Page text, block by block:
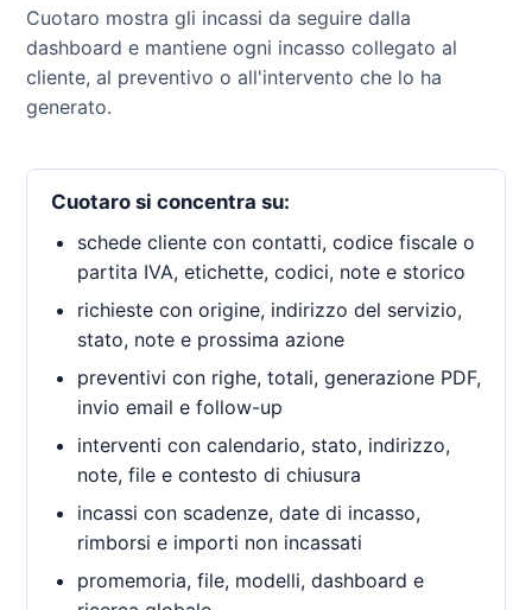
Cuotaro mostra gli incassi da seguire dalla
dashboard e mantiene ogni incasso collegato al
cliente, al preventivo o all'intervento che lo ha
generato.
Cuotaro si concentra su:
schede cliente con contatti, codice fiscale o
partita IVA, etichette, codici, note e storico
richieste con origine, indirizzo del servizio,
stato, note e prossima azione
preventivi con righe, totali, generazione PDF,
invio email e follow-up
interventi con calendario, stato, indirizzo,
note, file e contesto di chiusura
incassi con scadenze, date di incasso,
rimborsi e importi non incassati
promemoria, file, modelli, dashboard e